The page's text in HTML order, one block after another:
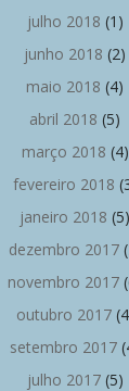
julho 2018 (1)
junho 2018 (2)
maio 2018 (4)
abril 2018 (5)
março 2018 (4)
fevereiro 2018
janeiro 2018 (5)
dezembro 2017
novembro 2017
outubro 2017
setembro 2017
julho 2017(5)